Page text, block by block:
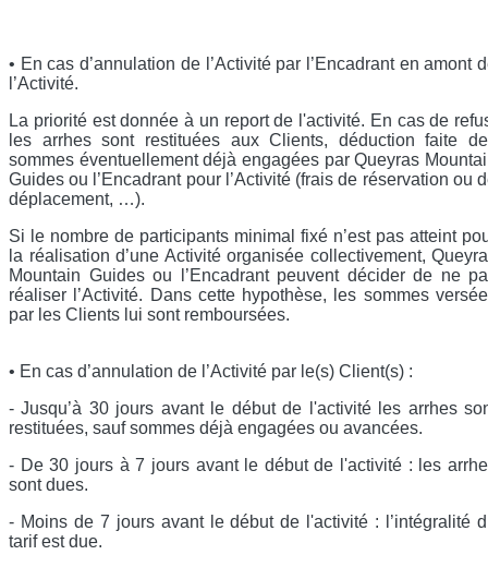
• En cas d’annulation de l’Activité par l’Encadrant en amont
l’Activité.
La priorité est donnée à un report de l'activité. En cas de
les arrhes sont restituées aux Clients, déduction faite
sommes éventuellement déjà engagées par Queyras
Guides ou l’Encadrant pour l’Activité (frais de réservation ou
déplacement, …).
Si le nombre de participants minimal fixé n’est pas atteint
la réalisation d’une Activité organisée collectivement,
Mountain Guides ou l’Encadrant peuvent décider de ne
réaliser l’Activité. Dans cette hypothèse, les sommes
par les Clients lui sont remboursées.
• En cas d’annulation de l’Activité par le(s) Client(s) :
- Jusqu’à 30 jours avant le début de l'activité les arrhes
restituées, sauf sommes déjà engagées ou avancées.
- De 30 jours à 7 jours avant le début de l'activité : les
sont dues.
- Moins de 7 jours avant le début de l'activité : l’intégralité
tarif est due.